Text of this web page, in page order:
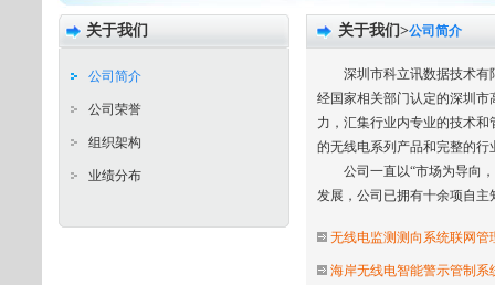
关于我们
公司简介
公司荣誉
组织架构
业绩分布
关于我们>公司简介
深圳市科立讯数据技术有限
经国家相关部门认定的深圳
力，汇集行业内专业的技术
的无线电系列产品和完整的行
公司一直以“市场为导向，
发展，公司已拥有十余项自
无线电监测测向系统联网管
海岸无线电智能警示管制系